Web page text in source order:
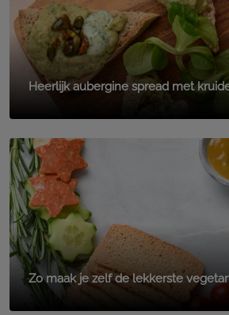
Heerlijk aubergine spread met
Zo maak je zelf de lekkerste